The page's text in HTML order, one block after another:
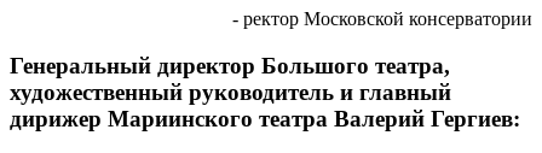
- ректор Московской консерватории
Генеральный директор Большого театра,
художественный руководитель и главный
дирижер Мариинского театра Валерий Гергиев: